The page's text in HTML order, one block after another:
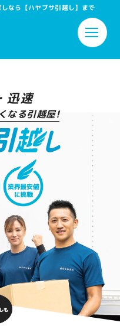
なら【ハヤブサ引越し】まで
迅速
なる引越屋!